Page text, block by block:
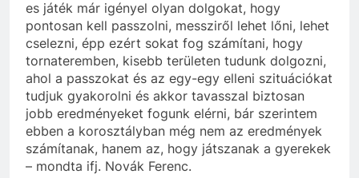
es játék már igényel olyan dolgokat, hogy
pontosan kell passzolni, messziről lehet lőni, lehet
cselezni, épp ezért sokat fog számítani, hogy
tornateremben, kisebb területen tudunk dolgozni,
ahol a passzokat és az egy-egy elleni szituációkat
tudjuk gyakorolni és akkor tavasszal biztosan
jobb eredményeket fogunk elérni, bár szerintem
ebben a korosztályban még nem az eredmények
számítanak, hanem az, hogy játszanak a gyerekek
– mondta ifj. Novák Ferenc.